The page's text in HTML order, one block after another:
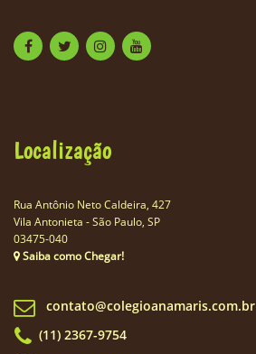
Localização
Rua Antônio Neto Caldeira, 427
Vila Antonieta - São Paulo, SP
03475-040
Saiba como Chegar!
contato@colegioanamaris.com.br
(11) 2367-9754